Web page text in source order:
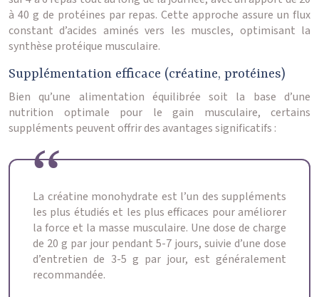
à 40 g de protéines par repas. Cette approche assure un flux
constant d’acides aminés vers les muscles, optimisant la
synthèse protéique musculaire.
Supplémentation efficace (créatine, protéines)
Bien qu’une alimentation équilibrée soit la base d’une
nutrition optimale pour le gain musculaire, certains
suppléments peuvent offrir des avantages significatifs :
La créatine monohydrate est l’un des suppléments
les plus étudiés et les plus efficaces pour améliorer
la force et la masse musculaire. Une dose de charge
de 20 g par jour pendant 5-7 jours, suivie d’une dose
d’entretien de 3-5 g par jour, est généralement
recommandée.